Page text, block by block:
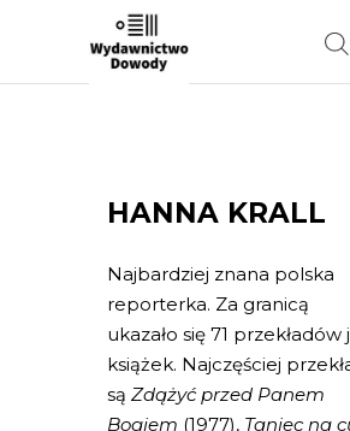
HANNA KRALL
Najbardziej znana polska
reporterka. Za granicą
ukazało się 71 przekładów
książek. Najczęściej
są Zdążyć przed Panem
Bogiem (1977), Taniec na